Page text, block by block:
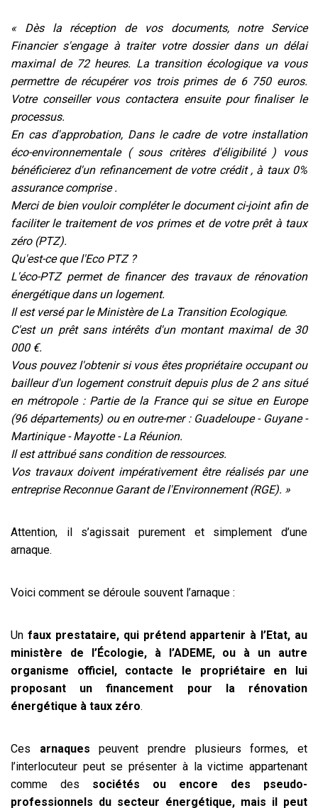
« Dès la réception de vos documents, notre Service
Financier s'engage à traiter votre dossier dans un délai
maximal de 72 heures. La transition écologique va vous
permettre de récupérer vos trois primes de 6 750 euros.
Votre conseiller vous contactera ensuite pour finaliser le
processus.
En cas d'approbation, Dans le cadre de votre installation
éco-environnementale ( sous critères d'éligibilité ) vous
bénéficierez d'un refinancement de votre crédit , à taux 0%
assurance comprise .
Merci de bien vouloir compléter le document ci-joint afin de
faciliter le traitement de vos primes et de votre prêt à taux
zéro (PTZ).
Qu'est-ce que l'Eco PTZ ?
L'éco-PTZ permet de financer des travaux de rénovation
énergétique dans un logement.
Il est versé par le Ministère de La Transition Ecologique.
C'est un prêt sans intérêts d'un montant maximal de 30
000 €.
Vous pouvez l'obtenir si vous êtes propriétaire occupant ou
bailleur d'un logement construit depuis plus de 2 ans situé
en métropole : Partie de la France qui se situe en Europe
(96 départements) ou en outre-mer : Guadeloupe - Guyane -
Martinique - Mayotte - La Réunion.
Il est attribué sans condition de ressources.
Vos travaux doivent impérativement être réalisés par une
entreprise Reconnue Garant de l'Environnement (RGE). »
Attention, il s’agissait purement et simplement d’une
arnaque.
Voici comment se déroule souvent l’arnaque :
Un faux prestataire, qui prétend appartenir à l’Etat, au
ministère de l’Écologie, à l’ADEME, ou à un autre
organisme officiel, contacte le propriétaire en lui
proposant un financement pour la rénovation
énergétique à taux zéro.
Ces arnaquespeuvent prendre plusieurs formes, et
l’interlocuteur peut se présenter à la victime appartenant
comme des sociétés ou encore des pseudo-
professionnels du secteur énergétique, mais il peut